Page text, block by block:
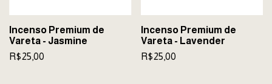
Incenso Premium de
Vareta - Jasmine
R$25,00
Incenso Premium de
Vareta - Lavender
R$25,00